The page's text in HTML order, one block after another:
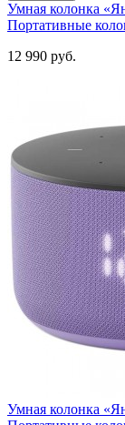
Умная колонка
Портативные
12 990 руб.
Умная колонка